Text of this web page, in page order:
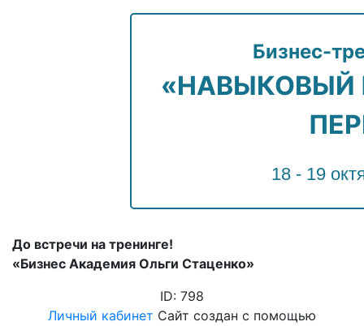
Бизнес-
«НАВЫКОВЫЙ
18 - 19
До встречи на тренинге!
«Бизнес Академия Ольги Стаценко»
ID: 798
Личный кабинет Сайт создан с помощью